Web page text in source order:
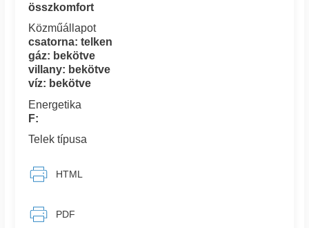
összkomfort
Közműállapot
csatorna: telken
gáz: bekötve
villany: bekötve
víz: bekötve
Energetika
F:
Telek típusa
HTML
PDF